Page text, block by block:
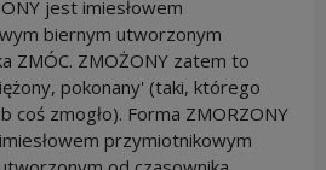
jest imiesłowem
biernym utworzonym
ZMÓC. ZMOŻONY zatem to
pokonany' (taki, którego
coś zmogło). Forma ZMORZONY
przymiotnikowym